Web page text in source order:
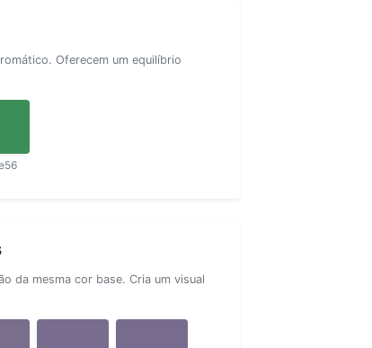
Oferecem um equilíbrio
da mesma cor base. Cria um visual